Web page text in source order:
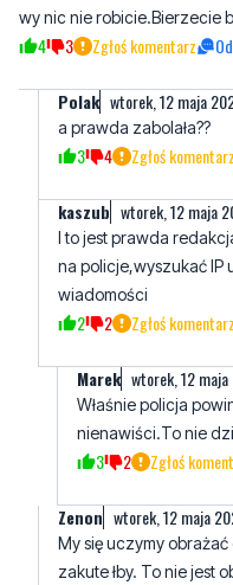
wy nic nie robicie.Bierzecie
4 3 Zgłoś komentarz
Polak wtorek, 12 maja
a prawda zabolała??
3 4 Zgłoś komentarz
kaszub wtorek, 12 maja
I to jest prawda
na policje,wyszukać IP
wiadomości
2 2 Zgłoś komentarz
Marek wtorek, 12
Właśnie policja
nienawiści.To nie
3 2 Zgłoś
Zenon wtorek, 12 maja
My się uczymy
zakute łby. To nie jest